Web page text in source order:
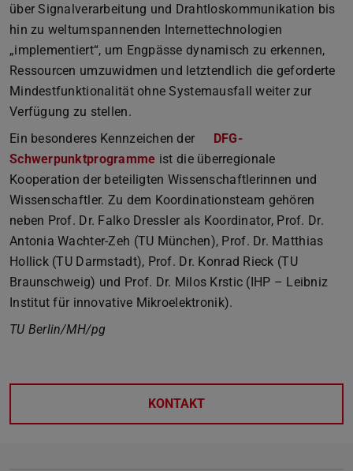
über Signalverarbeitung und Drahtloskommunikation bis
hin zu weltumspannenden Internettechnologien
„implementiert“, um Engpässe dynamisch zu erkennen,
Ressourcen umzuwidmen und letztendlich die geforderte
Mindestfunktionalität ohne Systemausfall weiter zur
Verfügung zu stellen.
Ein besonderes Kennzeichen der
DFG-
Schwerpunktprogramme ist die überregionale
Kooperation der beteiligten Wissenschaftlerinnen und
Wissenschaftler. Zu dem Koordinationsteam gehören
neben Prof. Dr. Falko Dressler als Koordinator, Prof. Dr.
Antonia Wachter-Zeh (TU München), Prof. Dr. Matthias
Hollick (TU Darmstadt), Prof. Dr. Konrad Rieck (TU
Braunschweig) und Prof. Dr. Milos Krstic (IHP – Leibniz
Institut für innovative Mikroelektronik).
TU Berlin/MH/pg
KONTAKT